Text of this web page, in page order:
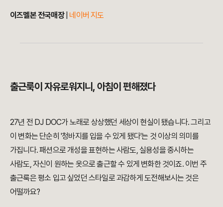
이즈멜본 전국매장 네이버 지도
출근룩이 자유로워지니, 아침이 편해졌다
27년 전 DJ DOC가 노래로 상상했던 세상이 현실이 됐습니다. 그리고
이 변화는 단순히 '청바지를 입을 수 있게 됐다'는 것 이상의 의미를
가집니다. 패션으로 개성을 표현하는 사람도, 실용성을 중시하는
사람도, 자신이 원하는 옷으로 출근할 수 있게 변화한 것이죠. 이번 주
출근룩은 평소 입고 싶었던 스타일로 과감하게 도전해보시는 것은
어떨까요?